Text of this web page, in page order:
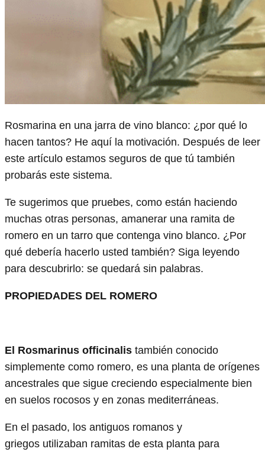
Rosmarina en una jarra de vino blanco: ¿por qué lo
hacen tantos? He aquí la motivación. Después de leer
este artículo estamos seguros de que tú también
probarás este sistema.
Te sugerimos que pruebes, como están haciendo
muchas otras personas, amanerar una ramita de
romero en un tarro que contenga vino blanco. ¿Por
qué debería hacerlo usted también? Siga leyendo
para descubrirlo: se quedará sin palabras.
PROPIEDADES DEL ROMERO
El Rosmarinus officinalis también conocido
simplemente como romero, es una planta de orígenes
ancestrales que sigue creciendo especialmente bien
en suelos rocosos y en zonas mediterráneas.
En el pasado, los antiguos romanos y
griegos utilizaban ramitas de esta planta para